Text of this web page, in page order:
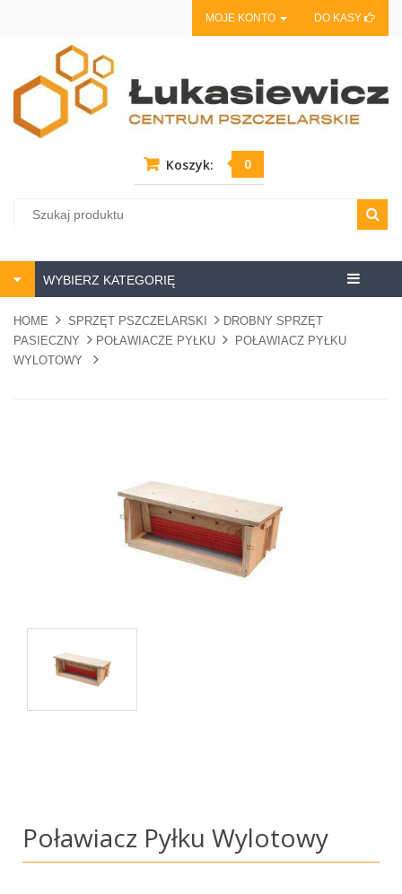
MOJE KONTO DO KASY
Koszyk: 0
Centrum
WYBIERZ KATEGORIĘ
HOME SPRZĘT PSZCZELARSKI
DROBNY SPRZĘT
PASIECZNY
POŁAWIACZE PYŁKU
POŁAWIACZ PYŁKU
WYLOTOWY
Poławiacz Pyłku Wylotowy